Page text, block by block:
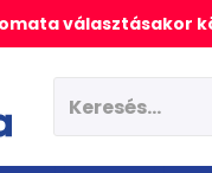
választásakor